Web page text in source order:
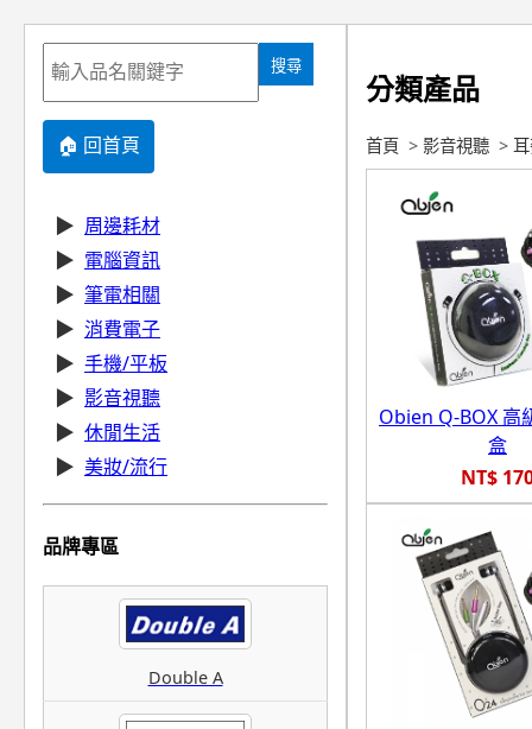
搜尋
🏠 回首頁
▶ 周邊耗材
▶ 電腦資訊
▶ 筆電相關
▶ 消費電子
▶ 手機/平板
▶ 影音視聽
▶ 休閒生活
▶ 美妝/流行
品牌專區
Double A
分類產品
首頁 > 影音視聽 >
Obien Q-BOX 高
盒
NT$